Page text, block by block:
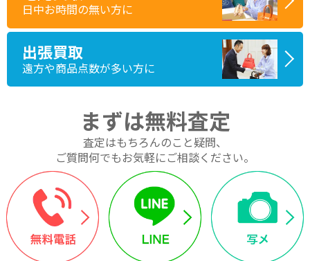
日中お時間の無い方に
出張買取
遠方や商品点数が多い方に
まずは無料査定
査定はもちろんのこと疑問、
ご質問何でもお気軽にご相談ください。